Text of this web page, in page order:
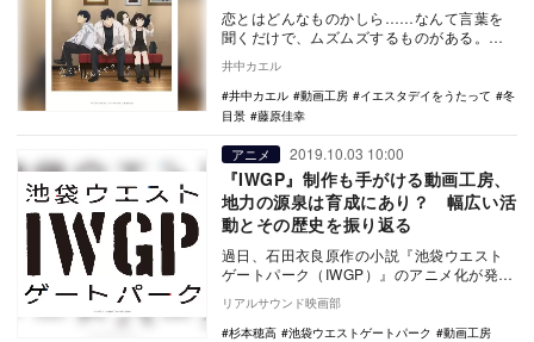
恋とはどんなものかしら……なんて言葉を
聞くだけで、ムズムズするものがある。だ
が、古今東西多くの人々の話題の中心であ
り、多くの偉人…
井中カエル
井中カエル
動画工房 イエスタデイをうたって
冬
目景
藤原佳幸
アニメ 2019.10.03 10:00
『IWGP』制作も手がける動画工房、
地力の源泉は育成にあり？ 幅広い活
動とその歴史を振り返る
過日、石田衣良原作の小説『池袋ウエスト
ゲートパーク（IWGP）』のアニメ化が発表
された。90年代後半に刊行され、2000年代
を代…
リアルサウンド映画部
杉本穂高
池袋ウエストゲートパーク 動画工房